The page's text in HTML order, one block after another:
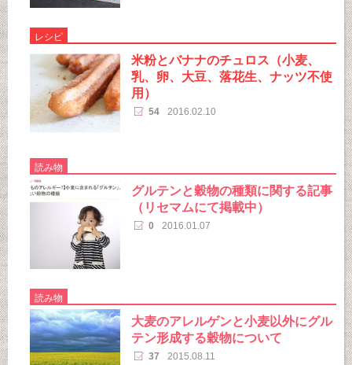
レシピ
米粉とバナナのチュロス（小麦、
乳、卵、大豆、落花生、ナッツ不使
用）
54 2016.02.10
読み物
グルテンと穀物の種類に関する記事
（リセマムにて掲載中）
0 2016.01.07
読み物
大麦のアレルゲンと小麦以外にグル
テン形成する穀物について
37 2015.08.11